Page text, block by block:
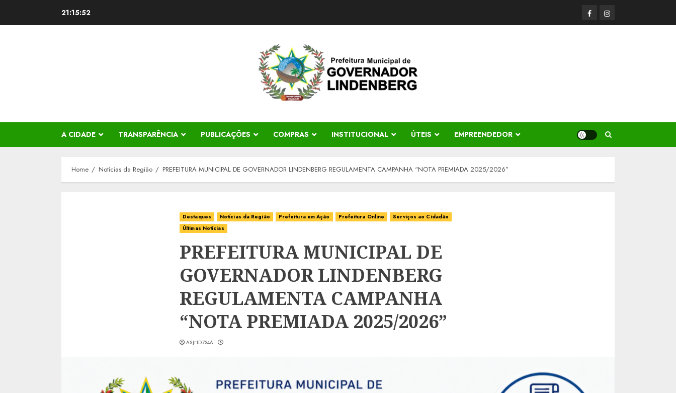
21:15:53 FacerbookInstagram
A CIDADE TRANSPARÊNCIA PUBLICAÇÕES COMPRAS INSTITUCIONAL ÚTEIS EMPREENDEDOR
Home Notícias da Região PREFEITURA MUNICIPAL DE GOVERNADOR LINDENBERG REGULAMENTA CAMPANHA “NOTA PREMIADA 2025/2026”
Destaques Notícias da Região Prefeitura em Ação Prefeitura Online
Serviços ao Cidadão
Últimas Notícias
PREFEITURA MUNICIPAL DE
GOVERNADOR LINDENBERG
REGULAMENTA CAMPANHA
“NOTA PREMIADA 2025/2026”
ASJHD7S4A